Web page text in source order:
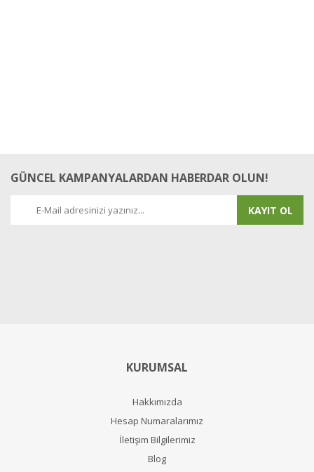
GÜNCEL KAMPANYALARDAN HABERDAR OLUN!
KAYIT OL
KURUMSAL
Hakkımızda
Hesap Numaralarımız
İletişim Bilgilerimiz
Blog